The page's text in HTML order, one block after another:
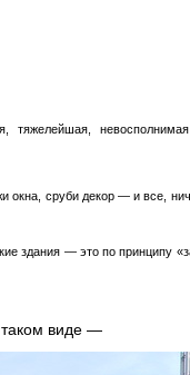
тяжелейшая,
окна, сруби декор — и все,
здания — это по принципу
таком виде —